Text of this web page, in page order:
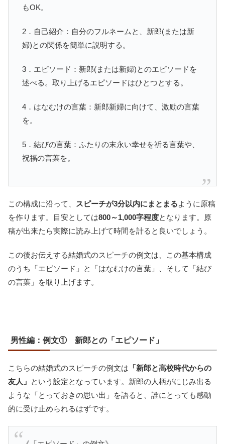
もOK。
2．自己紹介：自分のフルネームと、新郎(または新
婦)との関係を簡単に説明する。
3．エピソード：新郎(または新婦)とのエピソードを
述べる。取り上げるエピソードはひとつとする。
4．はなむけの言葉：新郎新婦に向けて、激励の言葉
を。
5．結びの言葉：ふたりの末永い幸せを祈る言葉や、
祝福の言葉を。
この構成に沿って、 スピーチが3分以内にまとまるように原稿
を作ります。目安としては800～1,000字程度となります。原
稿が出来たら実際に読み上げて時間を計ると良いでしょう。
この後お伝えする結婚式のスピーチの例文は、この基本構成
のうち「エピソード」と「はなむけの言葉」、そして「結び
の言葉」を取り上げます。
男性編：例文① 新郎との「エピソード」
こちらの結婚式のスピーチの例文は 「新郎と高校時代からの
友人」 という設定となっています。新郎の人柄がにじみ出る
ような「とっておきの思い出」を語ると、誰にとっても感動
的に受け止められるはずです。